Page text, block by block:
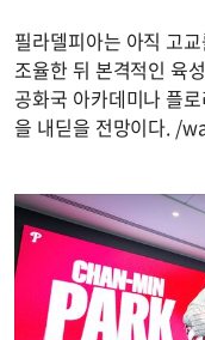
필라델피아는 아직 고
조율한 뒤 본격적인 육
공화국 아카데미나 플
을 내딛을 전망이다. /